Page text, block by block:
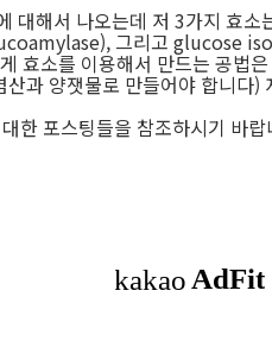
대해서 나오는데 저 3가지 효
그리고 glucose
효소를 이용해서 만드는 공법
과 양잿물로 만들어야 합니다)
한 포스팅들을 참조하시기 바랍